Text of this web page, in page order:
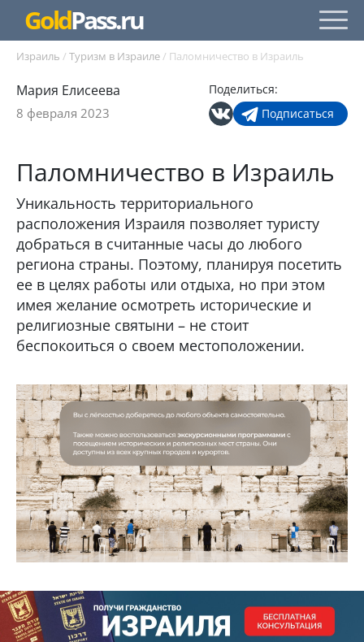
GoldPass.ru
Израиль / Туризм в Израиле/ Паломничество в Израиль
Мария Елисеева
8 февраля 2023
Поделиться:
Подписаться
Паломничество в Израиль
Уникальность территориального
расположения Израиля позволяет туристу
добраться в считанные часы до любого
региона страны. Поэтому, планируя посетить
ее в целях работы или отдыха, но при этом
имея желание осмотреть исторические и
религиозные святыни – не стоит
беспокоиться о своем местоположении.